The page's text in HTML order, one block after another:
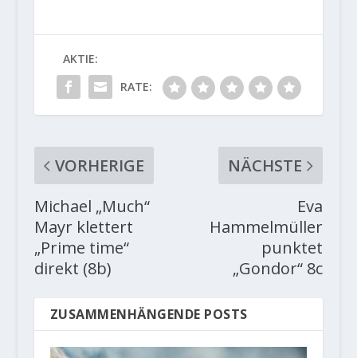
AKTIE:
RATE:
VORHERIGE
Michael „Much“
Mayr klettert
„Prime time“
direkt (8b)
NÄCHSTE
Eva
Hammelmüller
punktet
„Gondor“ 8c
ZUSAMMENHÄNGENDE POSTS